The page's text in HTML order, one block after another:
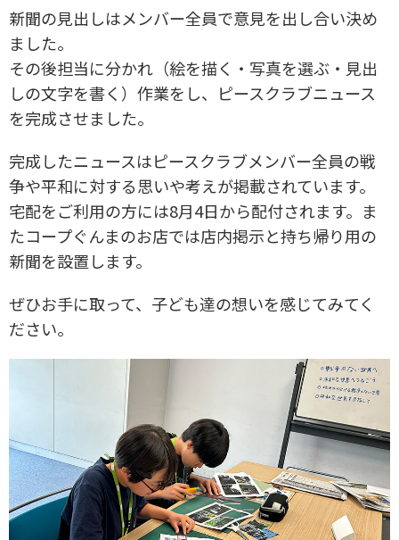
新聞の見出しはメンバー全員で意見を出し合い決め
ました。
その後担当に分かれ（絵を描く・写真を選ぶ・見出
しの文字を書く）作業をし、ピースクラブニュース
を完成させました。
完成したニュースはピースクラブメンバー全員の戦
争や平和に対する思いや考えが掲載されています。
宅配をご利用の方には8月4日から配付されます。ま
たコープぐんまのお店では店内掲示と持ち帰り用の
新聞を設置します。
ぜひお手に取って、子ども達の想いを感じてみてく
ださい。